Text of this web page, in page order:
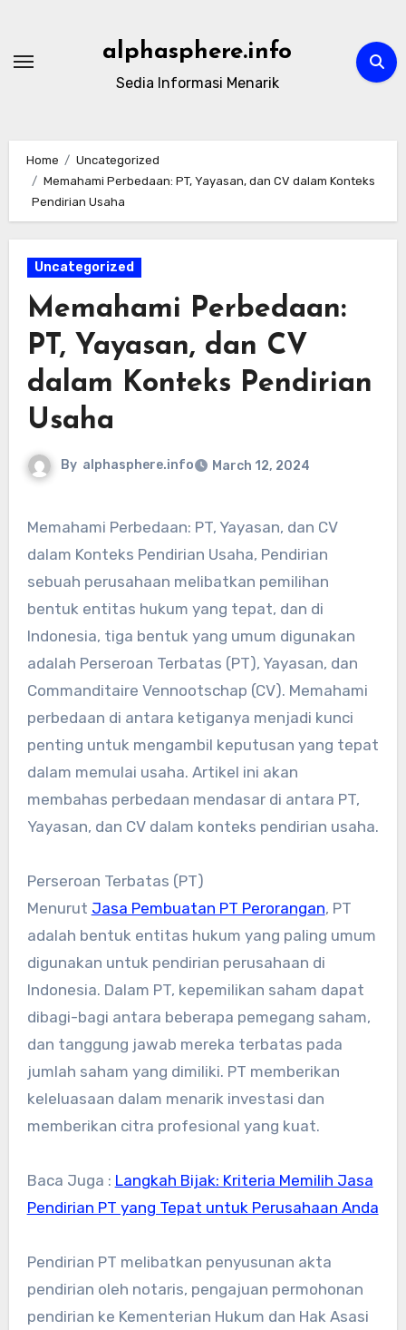
content
alphasphere.info
Sedia Informasi Menarik
Home
Uncategorized
Memahami Perbedaan: PT, Yayasan, dan CV dalam Konteks
Pendirian Usaha
Uncategorized
Memahami Perbedaan:
PT, Yayasan, dan CV
dalam Konteks Pendirian
Usaha
By alphasphere.info March 12, 2024
Memahami Perbedaan: PT, Yayasan, dan CV
dalam Konteks Pendirian Usaha, Pendirian
sebuah perusahaan melibatkan pemilihan
bentuk entitas hukum yang tepat, dan di
Indonesia, tiga bentuk yang umum digunakan
adalah Perseroan Terbatas (PT), Yayasan, dan
Commanditaire Vennootschap (CV). Memahami
perbedaan di antara ketiganya menjadi kunci
penting untuk mengambil keputusan yang tepat
dalam memulai usaha. Artikel ini akan
membahas perbedaan mendasar di antara PT,
Yayasan, dan CV dalam konteks pendirian usaha.
Perseroan Terbatas (PT)
Menurut Jasa Pembuatan PT Perorangan, PT
adalah bentuk entitas hukum yang paling umum
digunakan untuk pendirian perusahaan di
Indonesia. Dalam PT, kepemilikan saham dapat
dibagi-bagi antara beberapa pemegang saham,
dan tanggung jawab mereka terbatas pada
jumlah saham yang dimiliki. PT memberikan
keleluasaan dalam menarik investasi dan
memberikan citra profesional yang kuat.
Baca Juga : Langkah Bijak: Kriteria Memilih Jasa
Pendirian PT yang Tepat untuk Perusahaan Anda
Pendirian PT melibatkan penyusunan akta
pendirian oleh notaris, pengajuan permohonan
pendirian ke Kementerian Hukum dan Hak Asasi